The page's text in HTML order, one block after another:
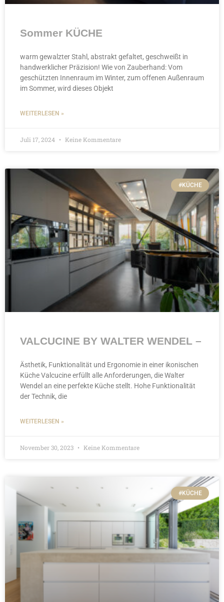
Sommer KÜCHE
warm gewalzter Stahl, abstrakt gefaltet, geschweißt in
handwerklicher Präzision! Wie von Zauberhand: Vom
geschützten Innenraum im Winter, zum offenen Außenraum
im Sommer, wird dieses Objekt
WEITERLESEN »
Juli 17, 2024 Keine Kommentare
#KÜCHE
VALCUCINE BY WALTER WENDEL –
Ästhetik, Funktionalität und Ergonomie in einer ikonischen
Küche Valcucine erfüllt alle Anforderungen, die Walter
Wendel an eine perfekte Küche stellt. Hohe Funktionalität
der Technik, die
WEITERLESEN »
November 30, 2023 Keine Kommentare
#KÜCHE